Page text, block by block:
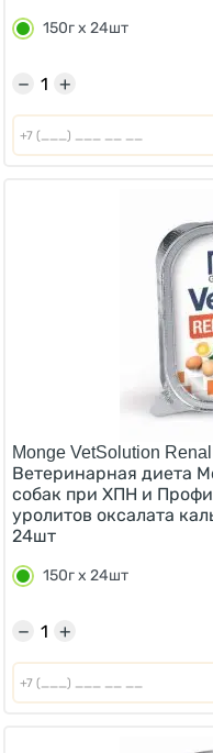
150г х 24шт
+
−
Monge VetSolution
Ветеринарная диета
собак при ХПН и
уролитов оксалата
24шт
150г х 24шт
+
−